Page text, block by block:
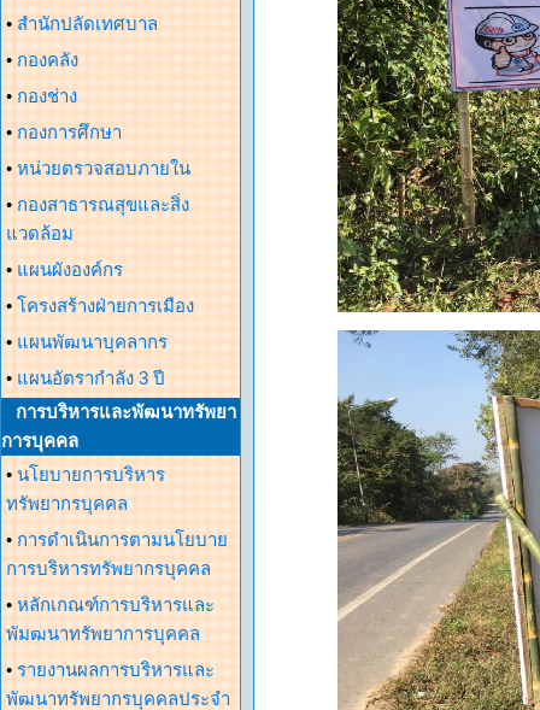
• สำนักปลัดเทศบาล
• กองคลัง
• กองช่าง
• กองการศึกษา
• หน่วยตรวจสอบภายใน
• กองสาธารณสุขและสิ่ง
แวดล้อม
• แผนผังองค์กร
• โครงสร้างฝ่ายการเมือง
• แผนพัฒนาบุคลากร
• แผนอัตรากำลัง 3 ปี
การบริหารและพัฒนาทรัพยา
การบุคคล
• นโยบายการบริหาร
ทรัพยากรบุคคล
• การดำเนินการตามนโยบาย
การบริหารทรัพยากรบุคคล
• หลักเกณฑ์การบริหารและ
พัมฒนาทรัพยาการบุคคล
• รายงานผลการบริหารและ
พัฒนาทรัพยากรบุคคลประจำ